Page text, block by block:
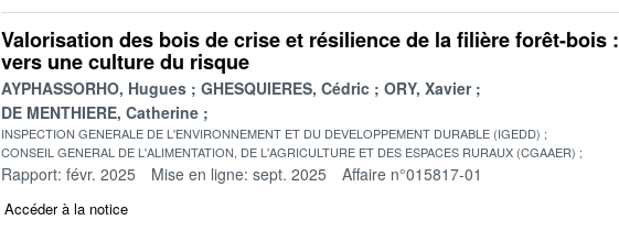
Valorisation des bois de crise et résilience de la filière forêt-bois :
vers une culture du risque
AYPHASSORHO, Hugues GHESQUIERES, Cédric
ORY, Xavier
DE MENTHIERE, Catherine
INSPECTION GENERALE DE L'ENVIRONNEMENT ET DU DEVELOPPEMENT DURABLE (IGEDD)
CONSEIL GENERAL DE L'ALIMENTATION, DE L'AGRICULTURE ET DES ESPACES RURAUX (CGAAER)
Rapport: févr. 2025 Mise en ligne: sept. 2025 Affaire n°015817-01
Accéder à la notice